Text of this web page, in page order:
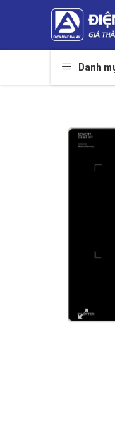
Danh